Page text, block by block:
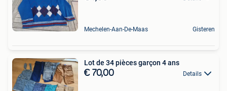
Mechelen-Aan-De-Maas Gisteren
Lot de 34 pièces garçon 4 ans
€ 70,00 Details